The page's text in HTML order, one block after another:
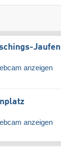
Jaufen
anzeigen
anzeigen